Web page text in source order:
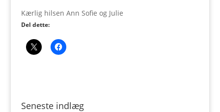
Kærlig hilsen Ann Sofie og Julie
Del dette:
Seneste indlæg